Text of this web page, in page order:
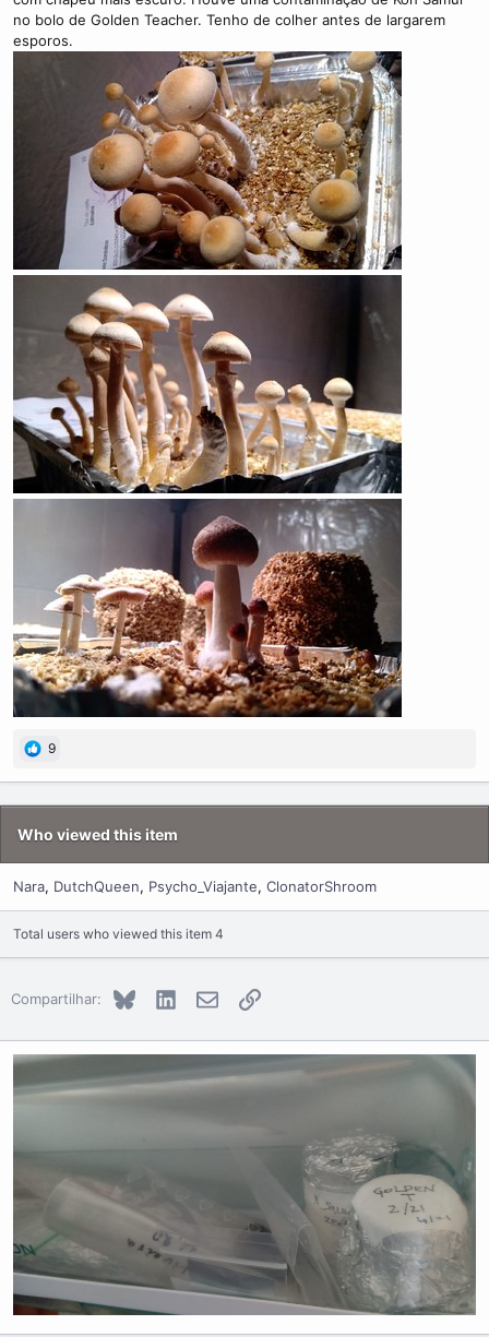
no bolo de Golden Teacher. Tenho de colher antes de largarem
esporos.
9
Who viewed this item
Nara DutchQueen Psycho_Viajante ClonatorShroom
Total users who viewed this item 4
Compartilhar: BlueskyLinkedInE-mailLink